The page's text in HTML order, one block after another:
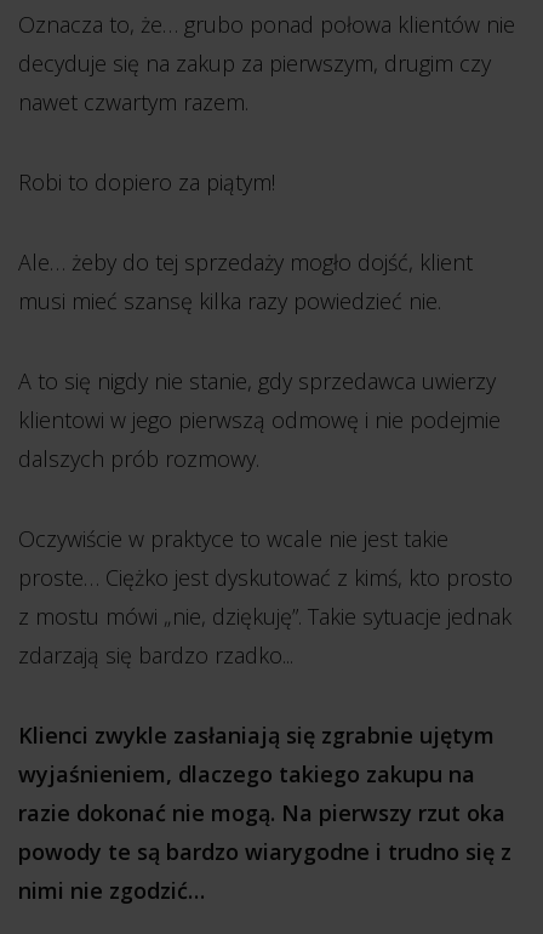
Oznacza to, że… grubo ponad połowa klientów nie
decyduje się na zakup za pierwszym, drugim czy
nawet czwartym razem.
Robi to dopiero za piątym!
Ale… żeby do tej sprzedaży mogło dojść, klient
musi mieć szansę kilka razy powiedzieć nie.
A to się nigdy nie stanie, gdy sprzedawca uwierzy
klientowi w jego pierwszą odmowę i nie podejmie
dalszych prób rozmowy.
Oczywiście w praktyce to wcale nie jest takie
proste… Ciężko jest dyskutować z kimś, kto prosto
z mostu mówi „nie, dziękuję”. Takie sytuacje jednak
zdarzają się bardzo rzadko...
Klienci zwykle zasłaniają się zgrabnie ujętym
wyjaśnieniem, dlaczego takiego zakupu na
razie dokonać nie mogą. Na pierwszy rzut oka
powody te są bardzo wiarygodne i trudno się z
nimi nie zgodzić…